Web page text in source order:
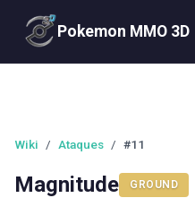
Pokemon MMO 3D
Wiki / Ataques / #11
Magnitude GROUND